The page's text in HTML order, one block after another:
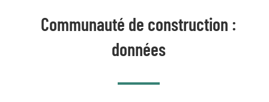
Communauté de construction :
données